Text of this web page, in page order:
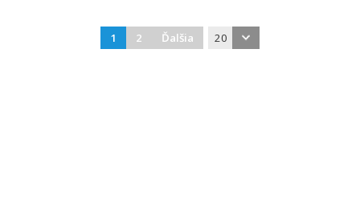
1 2 Ďalšia 20